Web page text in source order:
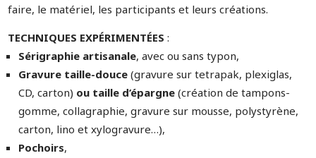
faire, le matériel, les participants et leurs créations.
TECHNIQUES EXPÉRIMENTÉES :
Sérigraphie artisanale, avec ou sans typon,
Gravure taille-douce (gravure sur tetrapak, plexiglas,
CD, carton) ou taille d’épargne(création de tampons-
gomme, collagraphie, gravure sur mousse, polystyrène,
carton, lino et xylogravure…),
Pochoirs,